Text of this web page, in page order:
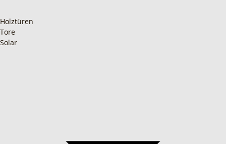
Holztüren
Tore
Solar